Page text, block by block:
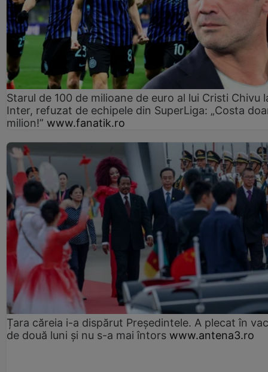
Starul de 100 de milioane de euro al lui Cristi Chivu
Inter, refuzat de echipele din SuperLiga: „Costa
milion!” www.fanatik.ro
Țara căreia i-a dispărut Președintele. A plecat în
de două luni și nu s-a mai întors www.antena3.ro